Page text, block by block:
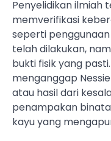
Penyelidikan ilmiah
memverifikasi
seperti
telah dilakukan,
bukti fisik yang
menganggap
atau hasil dari
penampakan
kayu yang